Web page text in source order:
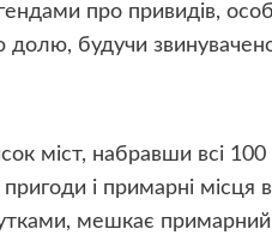
про привидів,
долю, будучи
міст, набравши всі
і примарні місця
мешкає примарний